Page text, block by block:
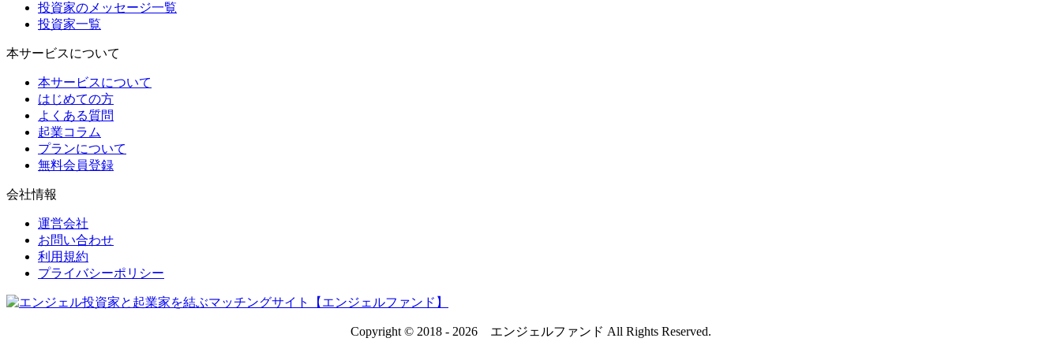
投資家のメッセージ一覧
投資家一覧
本サービスについて
本サービスについて
はじめての方
よくある質問
起業コラム
プランについて
無料会員登録
会社情報
運営会社
お問い合わせ
利用規約
プライバシーポリシー
Copyright © 2018 - 2026 エンジェルファンド All Rights Reserved.